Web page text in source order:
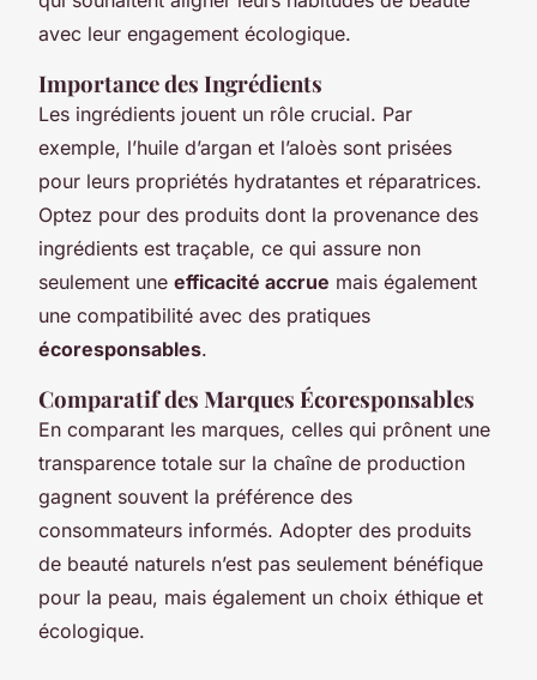
avec leur engagement écologique.
Importance des Ingrédients
Les ingrédients jouent un rôle crucial. Par
exemple, l’huile d’argan et l’aloès sont prisées
pour leurs propriétés hydratantes et réparatrices.
Optez pour des produits dont la provenance des
ingrédients est traçable, ce qui assure non
seulement une efficacité accrue mais également
une compatibilité avec des pratiques
écoresponsables.
Comparatif des Marques Écoresponsables
En comparant les marques, celles qui prônent une
transparence totale sur la chaîne de production
gagnent souvent la préférence des
consommateurs informés. Adopter des produits
de beauté naturels n’est pas seulement bénéfique
pour la peau, mais également un choix éthique et
écologique.